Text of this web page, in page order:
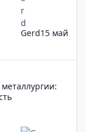
Gerd15 май